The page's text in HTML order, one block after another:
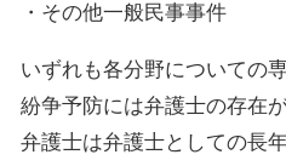
・その他一般民事事件
いずれも各分野についての
紛争予防には弁護士の存在
弁護士は弁護士としての長